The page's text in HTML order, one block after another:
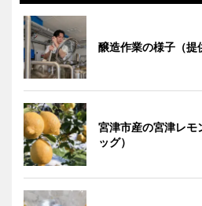
醸造作業の様子（提
宮津市産の宮津レモ
ッグ）